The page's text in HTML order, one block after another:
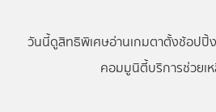
วันนี้ดูสิทธิพิเศษอ่านเกมตาตั้งช้อปปิ้ง
คอมมูนิตี้บริการช่วยเ